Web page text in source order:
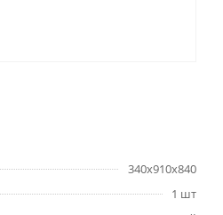
340x910x840
1 шт